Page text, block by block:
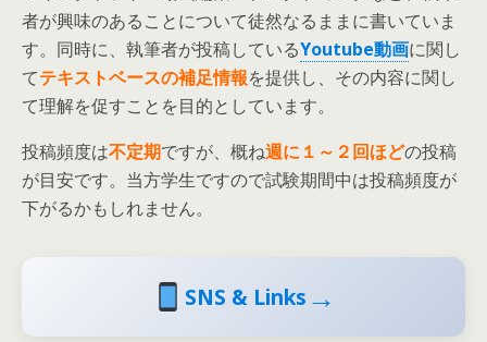
者が興味のあることについて徒然なるままに書いていま
す。同時に、執筆者が投稿しているYoutube動画に関し
てテキストベースの補足情報を提供し、その内容に関し
て理解を促すことを目的としています。
投稿頻度は不定期ですが、概ね週に１～２回ほどの投稿
が目安です。当方学生ですので試験期間中は投稿頻度が
下がるかもしれません。
SNS & Links →